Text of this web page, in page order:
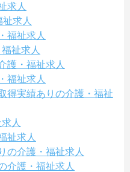
求人
求人
福祉求人
祉求人
護・福祉求人
福祉求人
得実績ありの介護・福祉
人
祉求人
の介護・福祉求人
介護・福祉求人